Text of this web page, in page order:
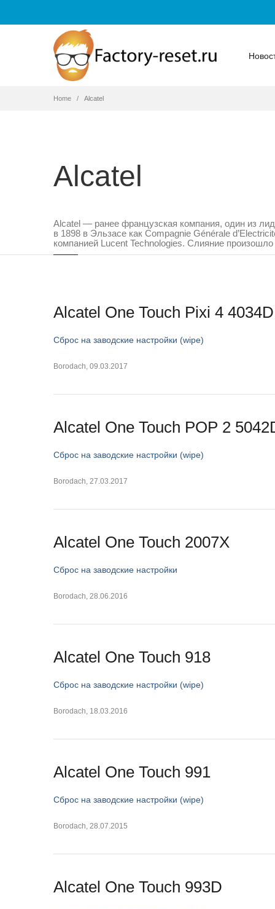
Home Alcatel
Alcatel
Alcatel — ранее французская компания, один из
в 1898 в Эльзасе как Compagnie Générale
компанией Lucent Technologies. Слияние произошло
Alcatel One Touch Pixi 4 4034D
Сброс на заводские настройки (wipe)
Borodach, 09.03.2017
Alcatel One Touch POP 2
Сброс на заводские настройки (wipe)
Borodach, 27.03.2017
Alcatel One Touch 2007X
Сброс на заводские настройки
Borodach, 28.06.2016
Alcatel One Touch 918
Сброс на заводские настройки (wipe)
Borodach, 18.03.2016
Alcatel One Touch 991
Сброс на заводские настройки (wipe)
Borodach, 28.07.2015
Alcatel One Touch 993D